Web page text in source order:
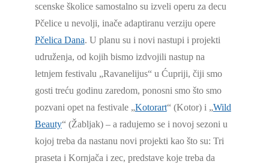
scenske školice samostalno su izveli operu za decu
Pčelice u nevolji, inače adaptiranu verziju opere
Pčelica Dana. U planu su i novi nastupi i projekti
udruženja, od kojih bismo izdvojili nastup na
letnjem festivalu „Ravanelijus“ u Ćupriji, čiji smo
gosti treću godinu zaredom, ponosni smo što smo
pozvani opet na festivale „Kotorart“ (Kotor) i „Wild
Beauty“ (Žabljak) – a radujemo se i novoj sezoni u
kojoj treba da nastanu novi projekti kao što su: Tri
praseta i Kornjača i zec, predstave koje treba da